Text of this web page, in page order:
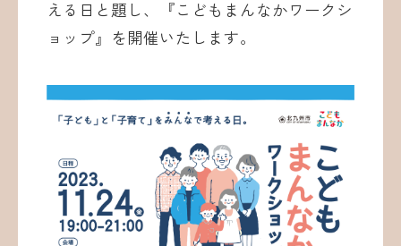
える日と題し、『こどもまんなかワークシ
ョップ』を開催いたします。